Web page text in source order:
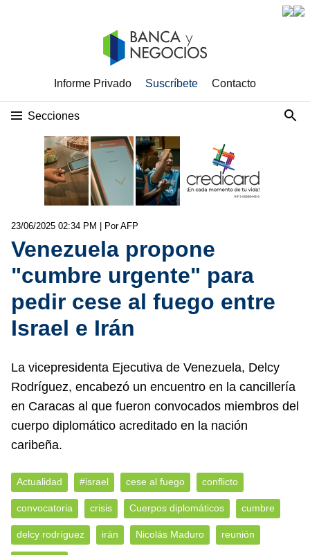
Informe Privado Suscríbete Contacto
Secciones
23/06/2025 02:34 PM | Por AFP
Venezuela propone
"cumbre urgente" para
pedir cese al fuego entre
Israel e Irán
La vicepresidenta Ejecutiva de Venezuela, Delcy
Rodríguez, encabezó un encuentro en la cancillería
en Caracas al que fueron convocados miembros del
cuerpo diplomático acreditado en la nación
caribeña.
Actualidad #israel cese al fuego conflicto
convocatoria crisis Cuerpos diplomáticos cumbre
delcy rodríguez irán Nicolás Maduro reunión